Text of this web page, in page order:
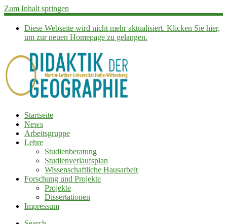
Zum Inhalt springen
Diese Webseite wird nicht mehr aktualisiert. Klicken Sie hier,
um zur neuen Homepage zu gelangen.
Startseite
News
Arbeitsgruppe
Lehre
Studienberatung
Studienverlaufsplan
Wissenschaftliche Hausarbeit
Forschung und Projekte
Projekte
Dissertationen
Impressum